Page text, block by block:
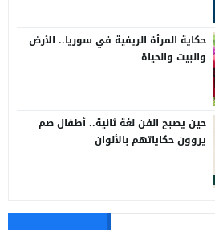
حكاية المرأة الريفية في سوريا.. الأرض
والبيت والحياة
حين يصبح الفن لغة ثانية.. أطفال صم
يروون حكاياتهم بالألوان